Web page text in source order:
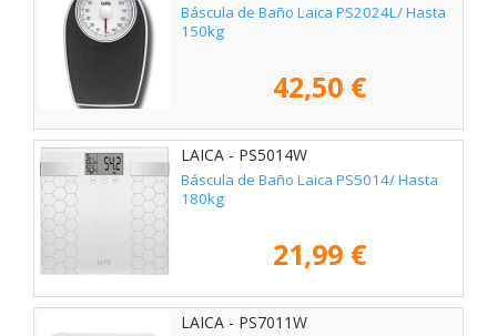
Báscula de Baño Laica PS2024L/ Hasta
150kg
42,50 €
LAICA - PS5014W
Báscula de Baño Laica PS5014/ Hasta
180kg
21,99 €
LAICA - PS7011W